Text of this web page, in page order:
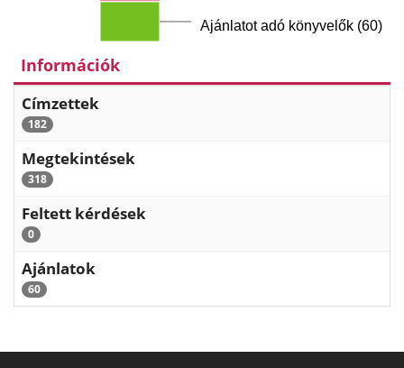
Ajánlatot adó könyvelők (60)
Információk
Címzettek
182
Megtekintések
318
Feltett kérdések
0
Ajánlatok
60